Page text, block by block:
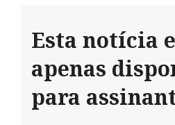
Esta notícia
apenas
para